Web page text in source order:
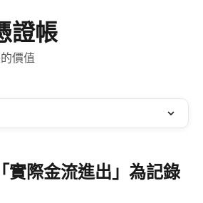
證帳
價值
際金流進出」為記錄